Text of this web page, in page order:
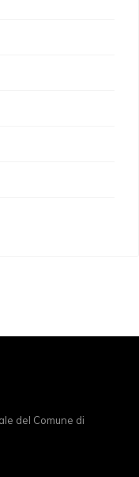
del Comune di